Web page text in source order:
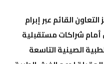
القائم عبر إبرام
شراكات مستقبلية
الصينية التاسعة